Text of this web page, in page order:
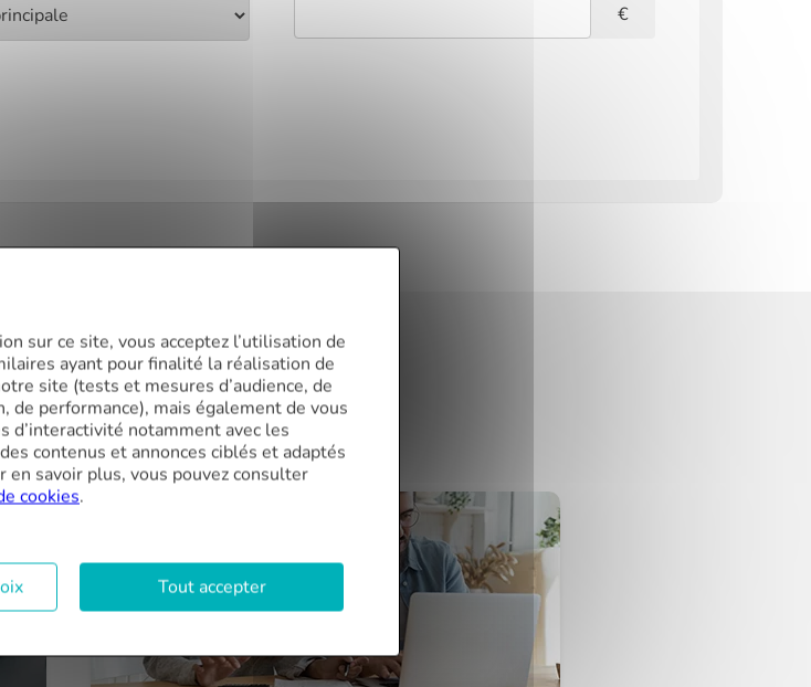
€
Finance Conseil ?
sur ce site, vous acceptez l’utilisation de
ayant pour finalité la réalisation de
site (tests et mesures d’audience, de
de performance), mais également de vous
d’interactivité notamment avec les
contenus et annonces ciblés et adaptés
en savoir plus, vous pouvez consulter
cookies.
Tout accepter